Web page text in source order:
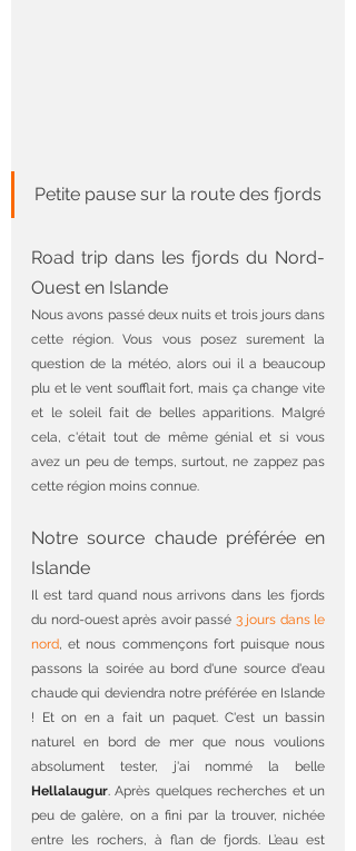
Petite pause sur la route des fjords
Road trip dans les fjords du Nord-
Ouest en Islande
Nous avons passé deux nuits et trois jours dans
cette région. Vous vous posez surement la
question de la météo, alors oui il a beaucoup
plu et le vent soufflait fort, mais ça change vite
et le soleil fait de belles apparitions. Malgré
cela, c'était tout de même génial et si vous
avez un peu de temps, surtout, ne zappez pas
cette région moins connue.
Notre source chaude préférée en
Islande
Il est tard quand nous arrivons dans les fjords
du nord-ouest après avoir passé 3 jours dans le
nord, et nous commençons fort puisque nous
passons la soirée au bord d'une source d'eau
chaude qui deviendra notre préférée en Islande
! Et on en a fait un paquet. C'est un bassin
naturel en bord de mer que nous voulions
Hellalaugur. Après quelques recherches et un
peu de galère, on a fini par la trouver, nichée
entre les rochers, à flan de fjords. L’eau est